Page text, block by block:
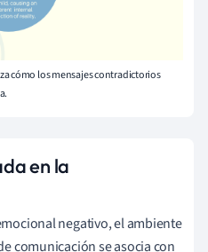
cómo los mensajes contradictorios
en la
negativo, el ambiente
comunicación se asocia con